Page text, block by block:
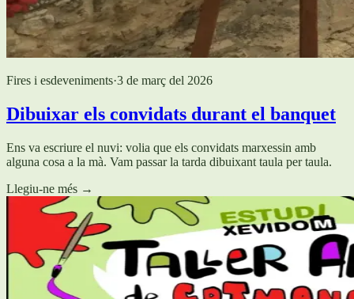
Fires i esdeveniments·3 de març del 2026
Dibuixar els convidats durant el banquet
Ens va escriure el nuvi: volia que els convidats marxessin amb
alguna cosa a la mà. Vam passar la tarda dibuixant taula per taula.
Llegiu-ne més →